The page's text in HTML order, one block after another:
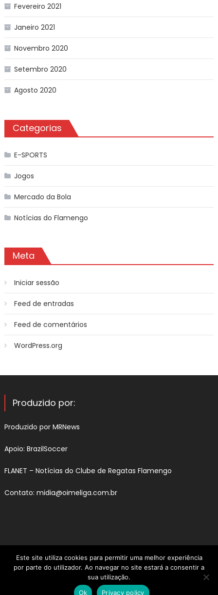
Fevereiro 2021
Janeiro 2021
Novembro 2020
Setembro 2020
Agosto 2020
Categorias
E-SPORTS
Jogos
Mercado da Bola
Notícias do Flamengo
Meta
Iniciar sessão
Feed de entradas
Feed de comentários
WordPress.org
Produzido por:
Produzido por MRNews
Apoio: BrazilSoccer
FLANET – Notícias do Clube de Regatas Flamengo
Contato: midia@oimeliga.com.br
Este site utiliza cookies para permitir uma melhor experiência
por parte do utilizador. Ao navegar no site estará a consentir a
sua utilização.
Ok
Privacy policy